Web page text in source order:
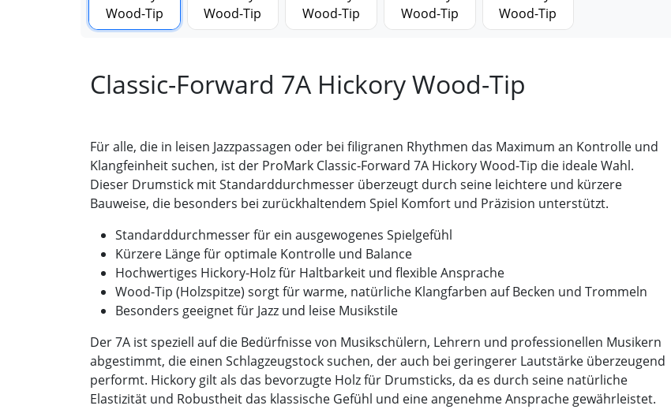
Classic-Forward 7A Hickory Wood-Tip
Für alle, die in leisen Jazzpassagen oder bei filigranen Rhythmen das Maximum an Kontrolle und
Klangfeinheit suchen, ist der ProMark Classic-Forward 7A Hickory Wood-Tip die ideale Wahl.
Dieser Drumstick mit Standarddurchmesser überzeugt durch seine leichtere und kürzere
Bauweise, die besonders bei zurückhaltendem Spiel Komfort und Präzision unterstützt.
Standarddurchmesser für ein ausgewogenes Spielgefühl
Kürzere Länge für optimale Kontrolle und Balance
Hochwertiges Hickory-Holz für Haltbarkeit und flexible Ansprache
Wood-Tip (Holzspitze) sorgt für warme, natürliche Klangfarben auf Becken und Trommeln
Besonders geeignet für Jazz und leise Musikstile
Der 7A ist speziell auf die Bedürfnisse von Musikschülern, Lehrern und professionellen Musikern
abgestimmt, die einen Schlagzeugstock suchen, der auch bei geringerer Lautstärke überzeugend
performt. Hickory gilt als das bevorzugte Holz für Drumsticks, da es durch seine natürliche
Elastizität und Robustheit das klassische Gefühl und eine angenehme Ansprache gewährleistet.